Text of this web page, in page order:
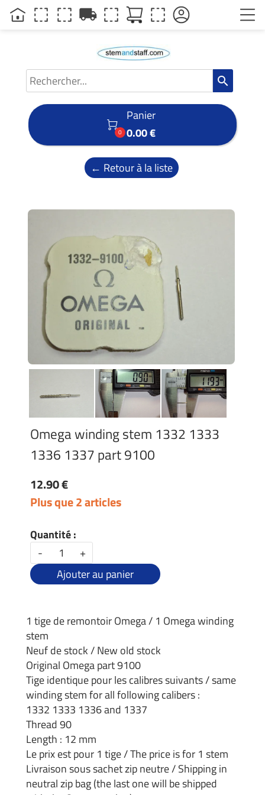
search

0
Panier
0.00 €
← Retour à la liste
Omega winding stem 1332 1333
1336 1337 part 9100
12.90 €
Plus que 2 articles
Quantité :
-
+
Ajouter au panier
1 tige de remontoir Omega / 1 Omega winding
stem
Neuf de stock / New old stock
Original Omega part 9100
Tige identique pour les calibres suivants / same
winding stem for all following calibers :
1332 1333 1336 and 1337
Thread 90
Length : 12 mm
Le prix est pour 1 tige / The price is for 1 stem
Livraison sous sachet zip neutre / Shipping in
neutral zip bag (the last one will be shipped
local_shipping